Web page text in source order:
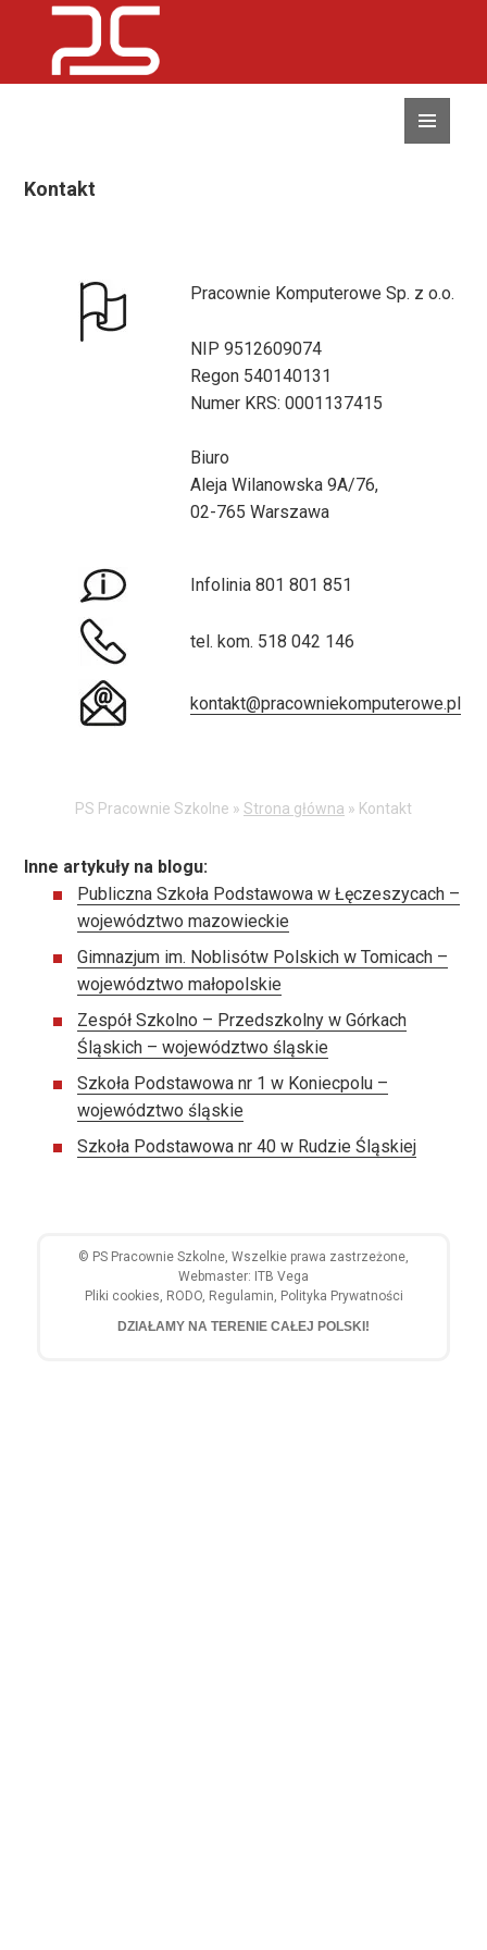
Kontakt
Pracownie Komputerowe Sp. z o.o.
NIP 9512609074
Regon 540140131
Numer KRS: 0001137415
Biuro
Aleja Wilanowska 9A/76,
02-765 Warszawa
Infolinia 801 801 851
tel. kom. 518 042 146
kontakt@pracowniekomputerowe.pl
PS Pracownie Szkolne » Strona główna » Kontakt
Inne artykuły na blogu:
Publiczna Szkoła Podstawowa w Łęczeszycach –
województwo mazowieckie
Gimnazjum im. Noblisótw Polskich w Tomicach –
województwo małopolskie
Zespół Szkolno – Przedszkolny w Górkach
Śląskich – województwo śląskie
Szkoła Podstawowa nr 1 w Koniecpolu –
województwo śląskie
Szkoła Podstawowa nr 40 w Rudzie Śląskiej
© PS Pracownie Szkolne, Wszelkie prawa zastrzeżone,
Webmaster: ITB Vega
Pliki cookies, RODO, Regulamin, Polityka Prywatności
DZIAŁAMY NA TERENIE CAŁEJ POLSKI!